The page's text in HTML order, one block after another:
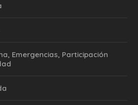
Emergencias, Participación